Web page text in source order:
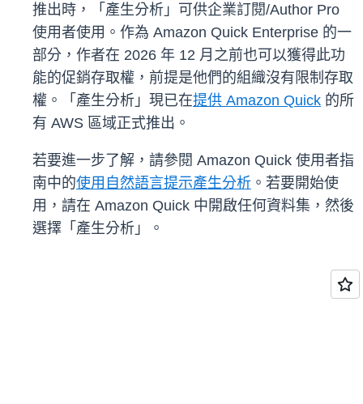
推出時，「產生分析」可供企業訂閱/Author Pro
使用者使用。作為 Amazon Quick Enterprise 的一
部分，作者在 2026 年 12 月之前也可以獲得此功
能的促銷存取權，前提是他們的組織沒有限制存取
權。「產生分析」現已在提供 Amazon Quick 的所
有 AWS 區域正式推出。
若要進一步了解，請參閱 Amazon Quick 使用者指
南中的使用自然語言提示產生分析 。若要開始使
用，請在 Amazon Quick 中開啟任何資料集，然後
選擇「產生分析」。